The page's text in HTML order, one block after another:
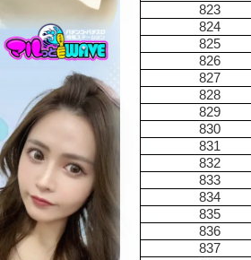
823
824
825
826
827
828
829
830
831
832
833
834
835
836
837